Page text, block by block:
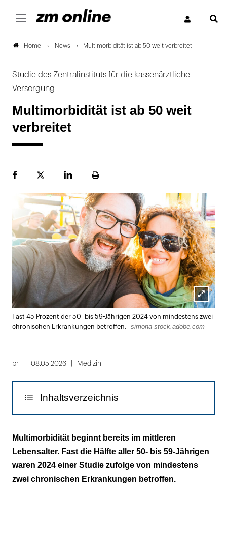
Home News Multimorbidität ist ab 50 weit verbreitet
Studie des Zentralinstituts für die kassenärztliche
Versorgung
Multimorbidität ist ab 50 weit
verbreitet
FacebookPlattformLinekdInSeite
Lightbox
öffnen
Fast 45 Prozent der 50- bis 59-Jährigen 2024 von mindestens zwei
chronischen Erkrankungen betroffen.
simona-stock.adobe.com
br 08.05.2026 Medizin
Inhaltsverzeichnis
Bedarf an koordinierter Behandlung steigt
Im Süden weniger, im Osten mehr
Multimorbidität
Multimorbidität beginnt bereits im mittleren
Lebensalter. Fast die Hälfte aller 50- bis 59-Jährigen
waren 2024 einer Studie zufolge von mindestens
zwei chronischen Erkrankungen betroffen.